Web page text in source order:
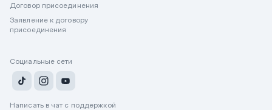
Договор присоединения
Заявление к договору
присоединения
Социальные сети
Написать в чат с поддержкой